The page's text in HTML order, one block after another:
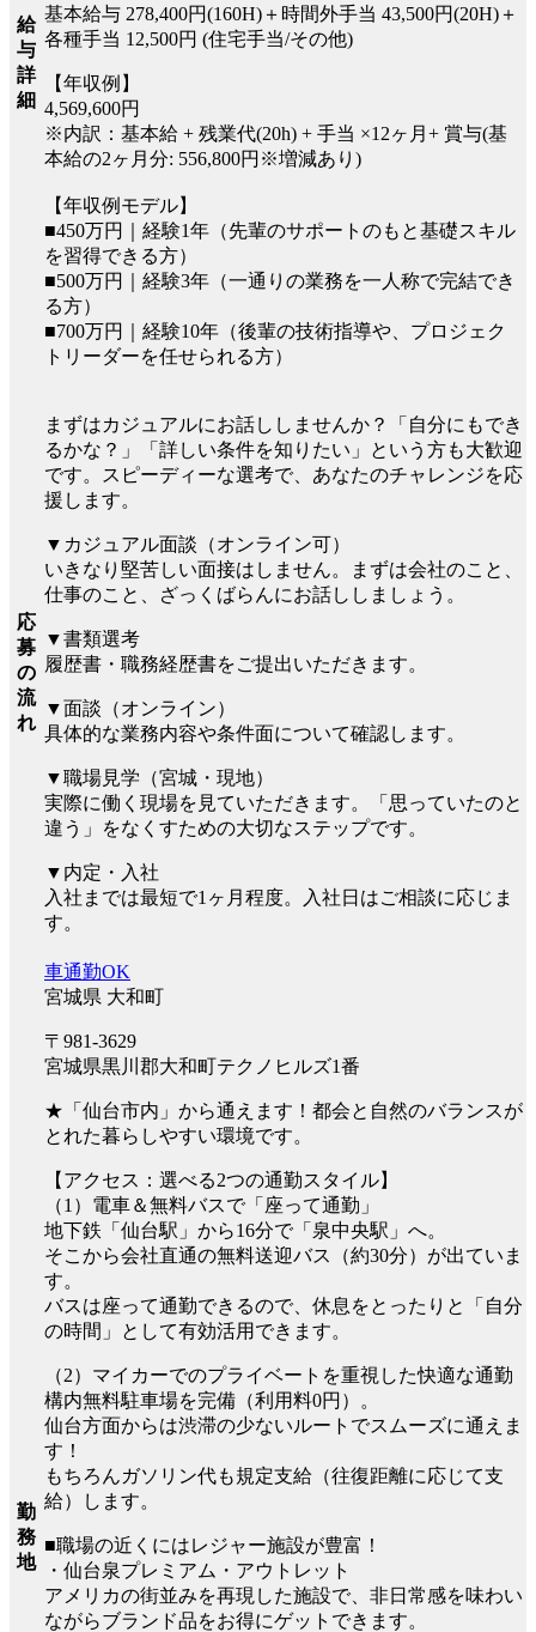
給
与
詳
細
基本給与 278,400円(160H)＋時間外手当 43,500円(20H)＋
各種手当 12,500円 (住宅手当/その他)
【年収例】
4,569,600円
※内訳：基本給 + 残業代(20h) + 手当 ×12ヶ月+ 賞与(基
本給の2ヶ月分: 556,800円※増減あり)
【年収例モデル】
■450万円｜経験1年（先輩のサポートのもと基礎スキル
を習得できる方）
■500万円｜経験3年（一通りの業務を一人称で完結でき
る方）
■700万円｜経験10年（後輩の技術指導や、プロジェク
トリーダーを任せられる方）
応
募
の
流
れ
まずはカジュアルにお話ししませんか？「自分にもでき
るかな？」「詳しい条件を知りたい」という方も大歓迎
です。スピーディーな選考で、あなたのチャレンジを応
援します。
▼カジュアル面談（オンライン可）
いきなり堅苦しい面接はしません。まずは会社のこと、
仕事のこと、ざっくばらんにお話ししましょう。
▼書類選考
履歴書・職務経歴書をご提出いただきます。
▼面談（オンライン）
具体的な業務内容や条件面について確認します。
▼職場見学（宮城・現地）
実際に働く現場を見ていただきます。「思っていたのと
違う」をなくすための大切なステップです。
▼内定・入社
入社までは最短で1ヶ月程度。入社日はご相談に応じま
す。
勤
務
地
車通勤OK
宮城県 大和町
〒981-3629
宮城県黒川郡大和町テクノヒルズ1番
★「仙台市内」から通えます！都会と自然のバランスが
とれた暮らしやすい環境です。
【アクセス：選べる2つの通勤スタイル】
（1）電車＆無料バスで「座って通勤」
地下鉄「仙台駅」から16分で「泉中央駅」へ。
そこから会社直通の無料送迎バス（約30分）が出ていま
す。
バスは座って通勤できるので、休息をとったりと「自分
の時間」として有効活用できます。
（2）マイカーでのプライベートを重視した快適な通勤
構内無料駐車場を完備（利用料0円）。
仙台方面からは渋滞の少ないルートでスムーズに通えま
す！
もちろんガソリン代も規定支給（往復距離に応じて支
給）します。
■職場の近くにはレジャー施設が豊富！
・仙台泉プレミアム・アウトレット
アメリカの街並みを再現した施設で、非日常感を味わい
ながらブランド品をお得にゲットできます。